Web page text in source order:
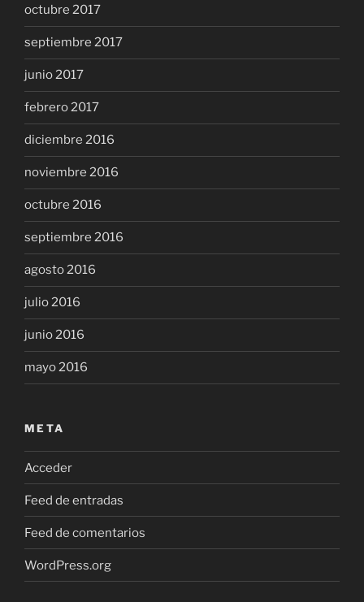
octubre 2017
septiembre 2017
junio 2017
febrero 2017
diciembre 2016
noviembre 2016
octubre 2016
septiembre 2016
agosto 2016
julio 2016
junio 2016
mayo 2016
META
Acceder
Feed de entradas
Feed de comentarios
WordPress.org